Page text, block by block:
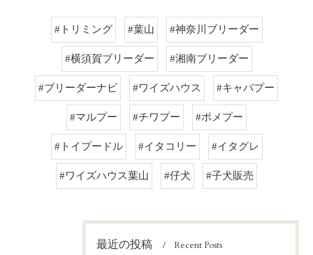
#トリミング #葉山 #神奈川ブリーダー
#横須賀ブリーダー #湘南ブリーダー
#ブリーダーナビ #ワイズハウス #キャバプー
#マルプー #チワプー #ポメプー
#トイプードル #イタコリー #イタグレ
#ワイズハウス葉山 #仔犬 #子犬販売
最近の投稿 Recent Posts